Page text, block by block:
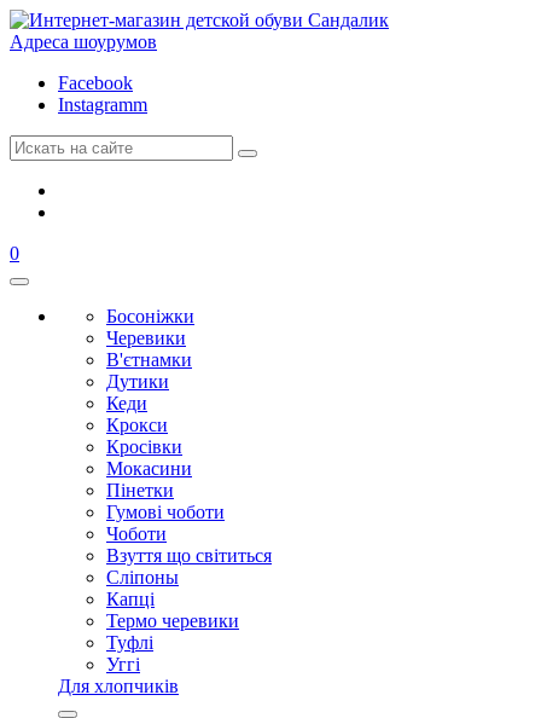
Адреса шоурумов
Facebook
Instagramm
0
Босоніжки
Черевики
В'єтнамки
Дутики
Кеди
Крокси
Кросівки
Мокасини
Пінетки
Гумові чоботи
Чоботи
Взуття що світиться
Сліпоны
Капці
Термо черевики
Туфлі
Уггі
Для хлопчиків